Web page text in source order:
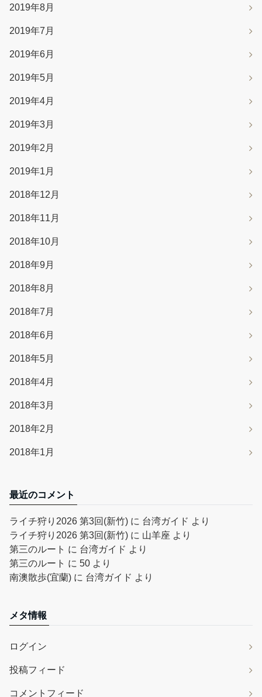
2019年8月
2019年7月
2019年6月
2019年5月
2019年4月
2019年3月
2019年2月
2019年1月
2018年12月
2018年11月
2018年10月
2018年9月
2018年8月
2018年7月
2018年6月
2018年5月
2018年4月
2018年3月
2018年2月
2018年1月
最近のコメント
ライチ狩り2026 第3回(新竹) に 台湾ガイド より
ライチ狩り2026 第3回(新竹) に 山羊座 より
第三のルート に 台湾ガイド より
第三のルート に 50 より
南澳散歩(宜蘭) に 台湾ガイド より
メタ情報
ログイン
投稿フィード
コメントフィード